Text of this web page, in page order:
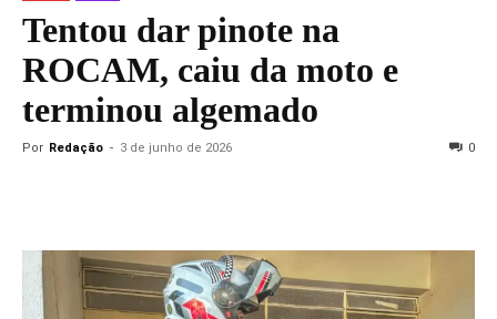
Tentou dar pinote na
ROCAM, caiu da moto e
terminou algemado
Por Redação - 3 de junho de 2026 0